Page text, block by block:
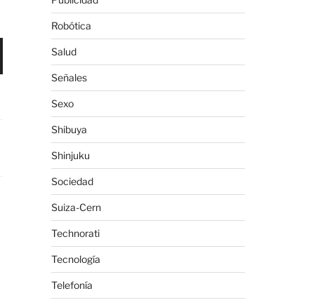
Robótica
Salud
Señales
Sexo
Shibuya
Shinjuku
Sociedad
Suiza-Cern
Technorati
Tecnología
Telefonía